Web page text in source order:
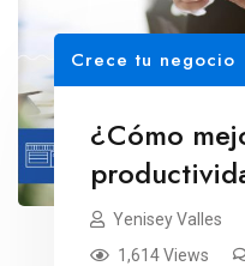
Crece tu negocio
¿Cómo
Yenisey Valles
1,614 Views